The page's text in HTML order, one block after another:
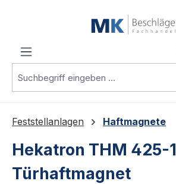
Feststellanlagen Haftmagnete
Hekatron THM 425-1
Türhaftmagnet